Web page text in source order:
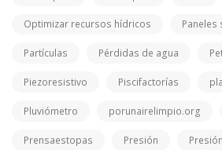
Optimizar recursos hídricos Paneles
Partículas Pérdidas de agua
Piezoresistivo Piscifactorías
Pluviómetro porunairelimpio.org
Prensaestopas Presión